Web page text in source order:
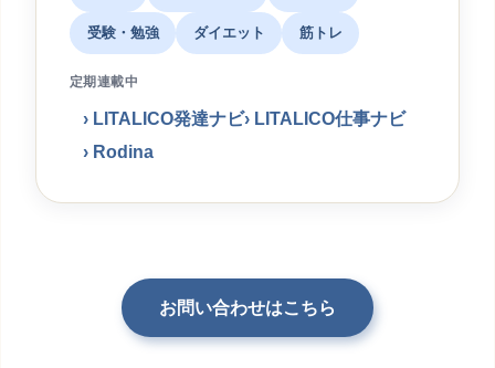
受験・勉強 ダイエット 筋トレ
定期連載中
LITALICO発達ナビ
LITALICO仕事ナビ
Rodina
お問い合わせはこちら